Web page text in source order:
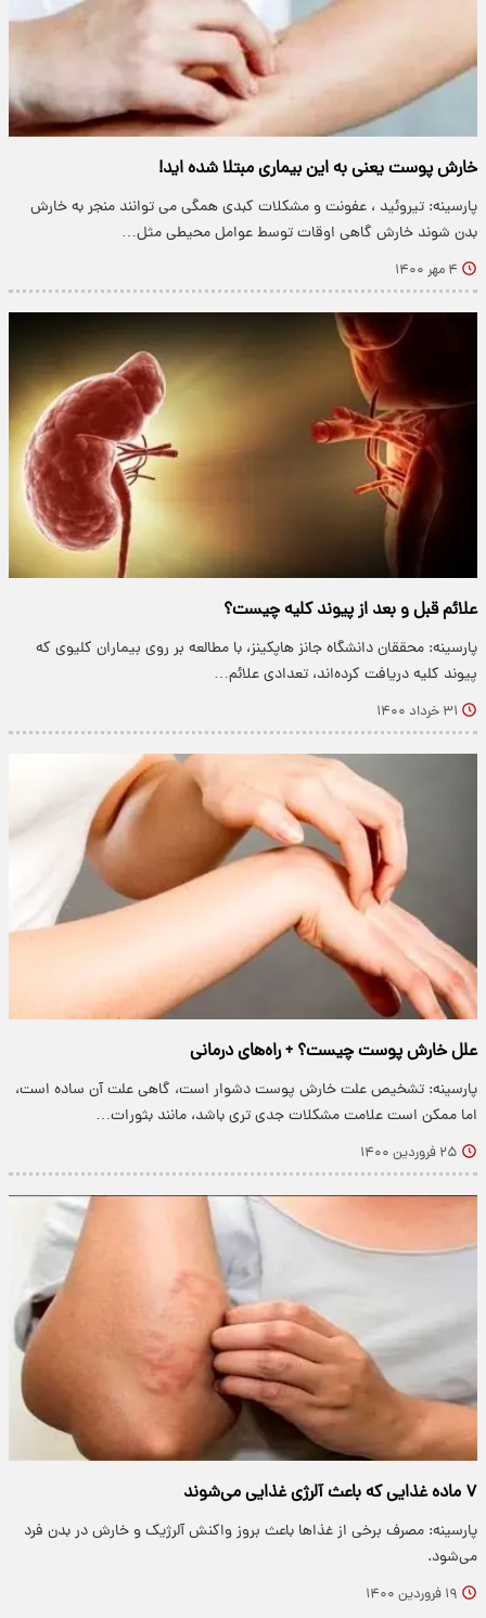
خارش پوست یعنی به این بیماری مبتلا شده اید!
پارسینه: تیروئید ، عفونت و مشکلات کبدی همگی می توانند منجر به خارش
بدن شوند خارش گاهی اوقات توسط عوامل محیطی مثل…
۴ مهر ۱۴۰۰
علائم قبل و بعد از پیوند کلیه چیست؟
پارسینه: محققان دانشگاه جانز هاپکینز، با مطالعه بر روی بیماران کلیوی که
پیوند کلیه دریافت کرده‌اند، تعدادی علائم…
۳۱ خرداد ۱۴۰۰
علل خارش پوست چیست؟ + راه‌های درمانی
پارسینه: تشخیص علت خارش پوست دشوار است، گاهی علت آن ساده است،
اما ممکن است علامت مشکلات جدی تری باشد، مانند بثورات…
۲۵ فروردین ۱۴۰۰
۷ ماده غذایی که باعث آلرژی غذایی می‌شوند
پارسینه: مصرف برخی از غذا‌ها باعث بروز واکنش آلرژیک و خارش در بدن فرد
می‌شود.
۱۹ فروردین ۱۴۰۰